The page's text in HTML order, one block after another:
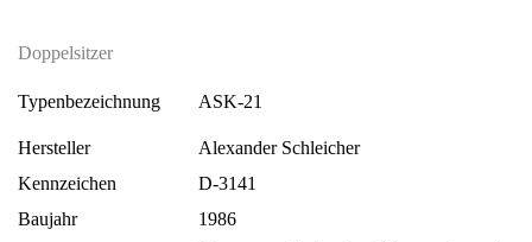
Doppelsitzer
Typenbezeichnung ASK-21
Hersteller
Alexander Schleicher
Kennzeichen
D-3141
Baujahr
1986